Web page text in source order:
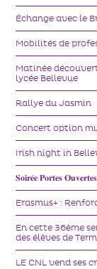
Échange avec le
Mobilités de
Matinée
lycée Bellevue
Rallye du Jasmin
Concert option
Irish night in
𝐒𝐨𝐢𝐫𝐞́𝐞 𝐏𝐨𝐫𝐭𝐞𝐬 𝐎𝐮𝐯𝐞𝐫𝐭𝐞𝐬
Erasmus+ :
En cette 36ème
des élèves de
LE CNL vend ses